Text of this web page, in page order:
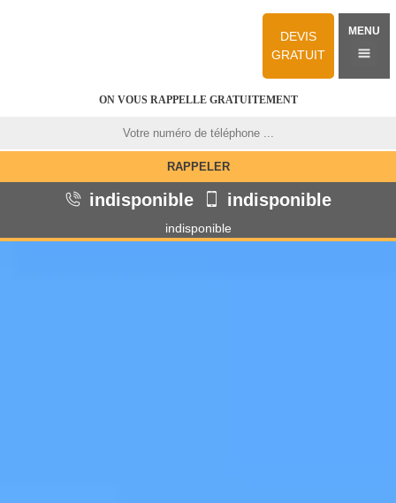
DEVIS
GRATUIT
MENU
ON VOUS RAPPELLE GRATUITEMENT
indisponible indisponible
indisponible